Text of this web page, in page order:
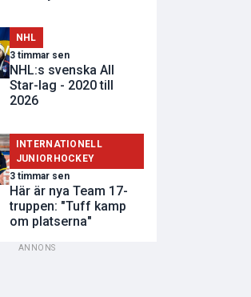
NHL
3 timmar sen
NHL:s svenska All
Star-lag - 2020 till
2026
INTERNATIONELL
JUNIORHOCKEY
3 timmar sen
Här är nya Team 17-
truppen: "Tuff kamp
om platserna"
ANNONS